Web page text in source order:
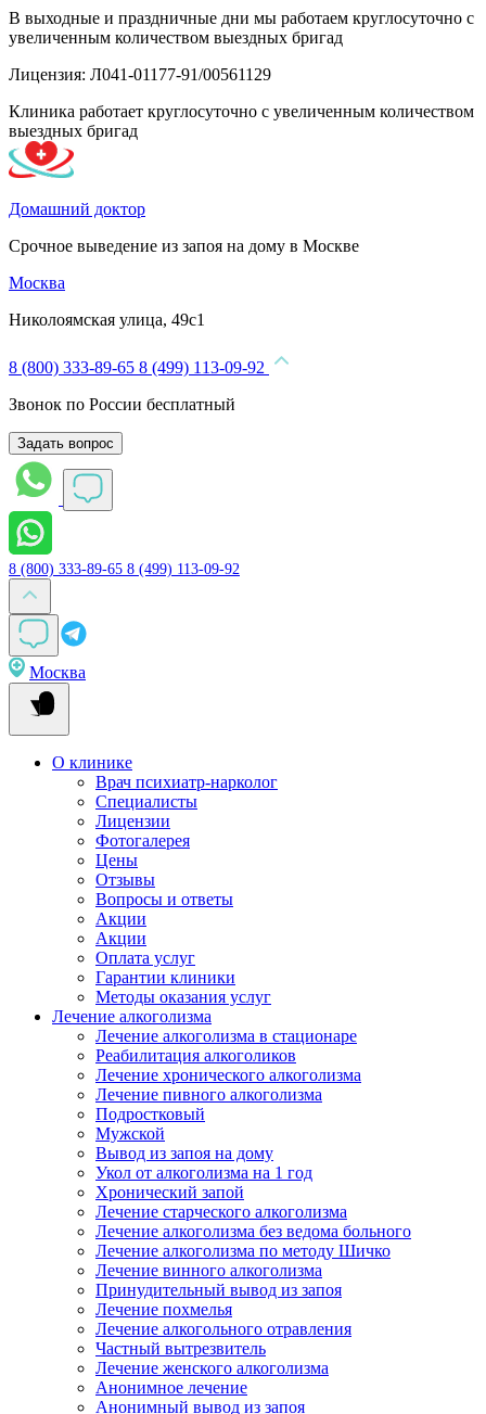
В выходные и праздничные дни мы работаем круглосуточно с
увеличенным количеством выездных бригад
Лицензия: Л041-01177-91/00561129
Клиника работает круглосуточно с увеличенным количеством
выездных бригад
Домашний доктор
Срочное выведение из запоя на дому в Москве
Москва
Николоямская улица, 49с1
8 (800) 333-89-65 8 (499) 113-09-92
Звонок по России бесплатный
Задать вопрос
8 (800) 333-89-65 8 (499) 113-09-92
Москва
О клинике
Врач психиатр-нарколог
Специалисты
Лицензии
Фотогалерея
Цены
Отзывы
Вопросы и ответы
Акции
Акции
Оплата услуг
Гарантии клиники
Методы оказания услуг
Лечение алкоголизма
Лечение алкоголизма в стационаре
Реабилитация алкоголиков
Лечение хронического алкоголизма
Лечение пивного алкоголизма
Подростковый
Мужской
Вывод из запоя на дому
Укол от алкоголизма на 1 год
Хронический запой
Лечение старческого алкоголизма
Лечение алкоголизма без ведома больного
Лечение алкоголизма по методу Шичко
Лечение винного алкоголизма
Принудительный вывод из запоя
Лечение похмелья
Лечение алкогольного отравления
Частный вытрезвитель
Лечение женского алкоголизма
Анонимное лечение
Анонимный вывод из запоя